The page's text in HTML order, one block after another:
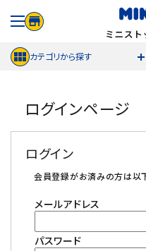
カテゴリから探す
meeting_room ログイン person
セール商品
カテゴリから探す
冷凍食品
ログインページ
ログイン
会員登録がお済みの方は以
メールアドレス
パスワード